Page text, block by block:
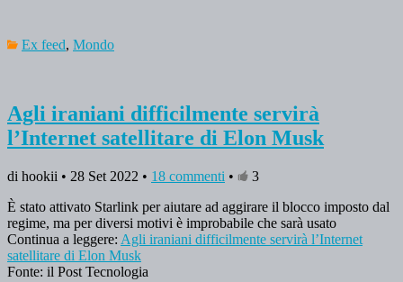
Ex feed, Mondo
Agli iraniani difficilmente servirà
l’Internet satellitare di Elon Musk
di hookii • 28 Set 2022 • 18 commenti •
3
È stato attivato Starlink per aiutare ad aggirare il blocco imposto dal
regime, ma per diversi motivi è improbabile che sarà usato
Continua a leggere: Agli iraniani difficilmente servirà l’Internet
satellitare di Elon Musk
Fonte: il Post Tecnologia